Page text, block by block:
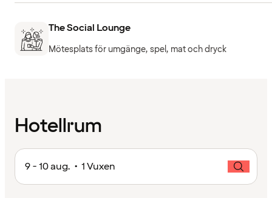
The Social Lounge
Mötesplats för umgänge, spel, mat och dryck
Hotellrum
9 - 10 aug. • 1 Vuxen